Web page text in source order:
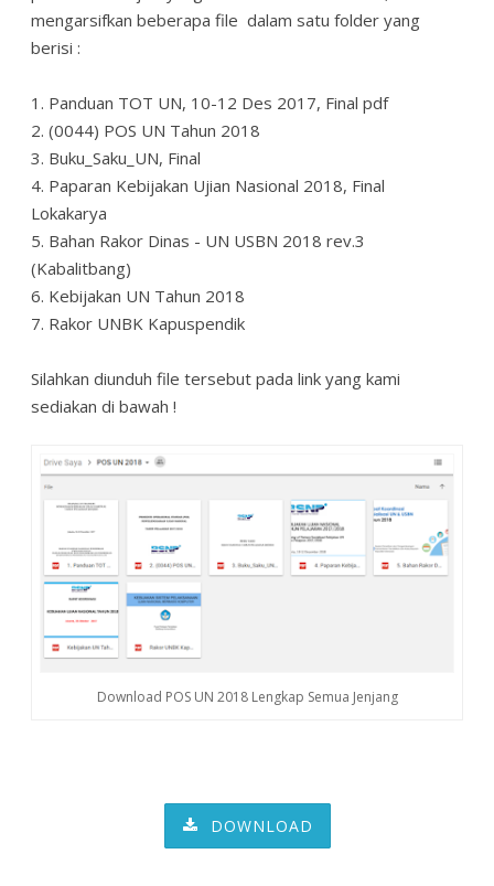
mengarsifkan beberapa file dalam satu folder yang
berisi :
1. Panduan TOT UN, 10-12 Des 2017, Final pdf
2. (0044) POS UN Tahun 2018
3. Buku_Saku_UN, Final
4. Paparan Kebijakan Ujian Nasional 2018, Final
Lokakarya
5. Bahan Rakor Dinas - UN USBN 2018 rev.3
(Kabalitbang)
6. Kebijakan UN Tahun 2018
7. Rakor UNBK Kapuspendik
Silahkan diunduh file tersebut pada link yang kami
sediakan di bawah !
Download POS UN 2018 Lengkap Semua Jenjang
DOWNLOAD